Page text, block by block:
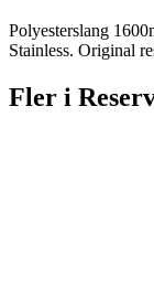
Polyesterslang
Stainless. Original
Fler i